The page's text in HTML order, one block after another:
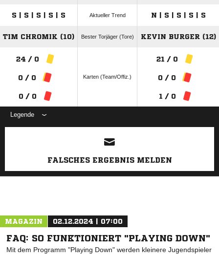
S | S | S | S | S Aktueller Trend N | S | S | S | S
TIM CHROMIK (10) Bester Torjäger (Tore) KEVIN BURGER (12)
24 / 0
0 / 0
0 / 0
Karten (Team/Offiz.)
21 / 0
0 / 0
1 / 0
Legende
ANZEIGE
FALSCHES ERGEBNIS MELDEN
MAGAZIN 02.12.2024 | 07:00
FAQ: SO FUNKTIONIERT "PLAYING DOWN"
Mit dem Programm "Playing Down" werden kleinere Jugendspieler